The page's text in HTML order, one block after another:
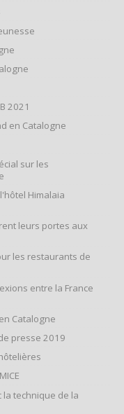
2021
en Catalogne
sur les
Himalaia
leurs portes aux
les restaurants de
entre la France
Catalogne
presse 2019
la technique de la